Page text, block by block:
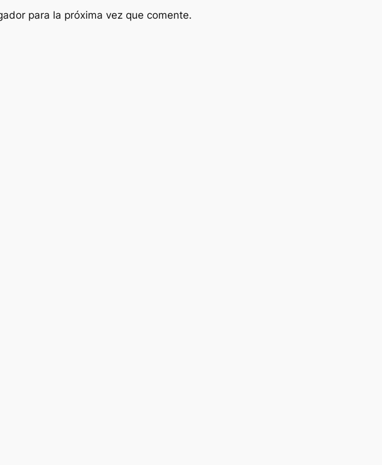
para la próxima vez que comente.